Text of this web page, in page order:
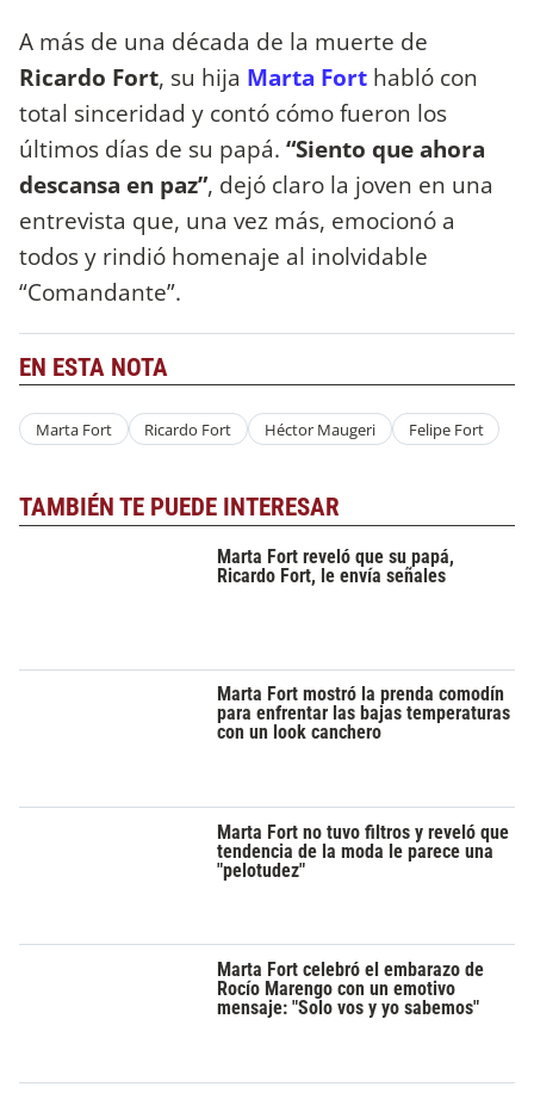
A más de una década de la muerte de
Ricardo Fort, su hija Marta Fort habló con
total sinceridad y contó cómo fueron los
últimos días de su papá. “Siento que ahora
descansa en paz”, dejó claro la joven en una
entrevista que, una vez más, emocionó a
todos y rindió homenaje al inolvidable
“Comandante”.
EN ESTA NOTA
Marta Fort Ricardo Fort Héctor Maugeri Felipe Fort
TAMBIÉN TE PUEDE INTERESAR
Marta Fort reveló que su papá,
Ricardo Fort, le envía señales
Marta Fort mostró la prenda comodín
para enfrentar las bajas temperaturas
con un look canchero
Marta Fort no tuvo filtros y reveló que
tendencia de la moda le parece una
"pelotudez"
Marta Fort celebró el embarazo de
Rocío Marengo con un emotivo
mensaje: "Solo vos y yo sabemos"